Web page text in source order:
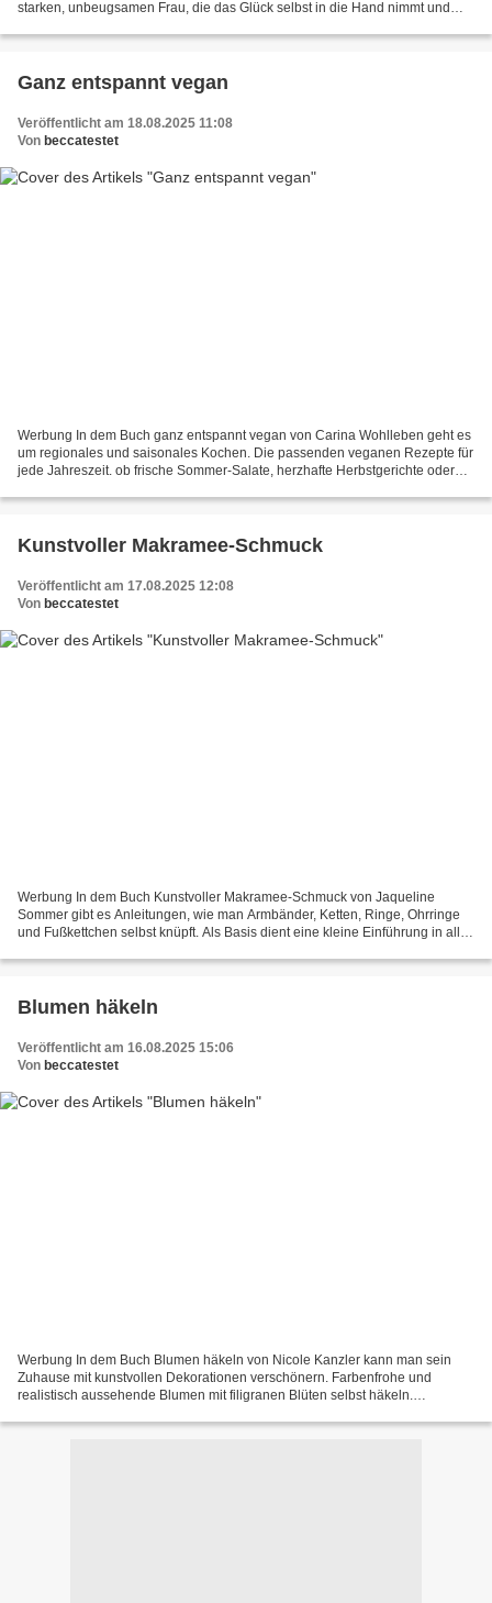
starken, unbeugsamen Frau, die das Glück selbst in die Hand nimmt und
Ganz entspannt vegan
Veröffentlicht am 18.08.2025 11:08
Von beccatestet
Werbung In dem Buch ganz entspannt vegan von Carina Wohlleben geht es
um regionales und saisonales Kochen. Die passenden veganen Rezepte für
jede Jahreszeit. ob frische Sommer-Salate, herzhafte Herbstgerichte oder
Kunstvoller Makramee-Schmuck
Veröffentlicht am 17.08.2025 12:08
Von beccatestet
Werbung In dem Buch Kunstvoller Makramee-Schmuck von Jaqueline
Sommer gibt es Anleitungen, wie man Armbänder, Ketten, Ringe, Ohrringe
und Fußkettchen selbst knüpft. Als Basis dient eine kleine Einführung in alle
Blumen häkeln
Veröffentlicht am 16.08.2025 15:06
Von beccatestet
Werbung In dem Buch Blumen häkeln von Nicole Kanzler kann man sein
Zuhause mit kunstvollen Dekorationen verschönern. Farbenfrohe und
realistisch aussehende Blumen mit filigranen Blüten selbst häkeln.